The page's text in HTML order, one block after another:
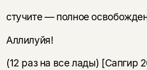
стучите — полное
Аллилуйя!
(12 раз на все лады) [Сапгир